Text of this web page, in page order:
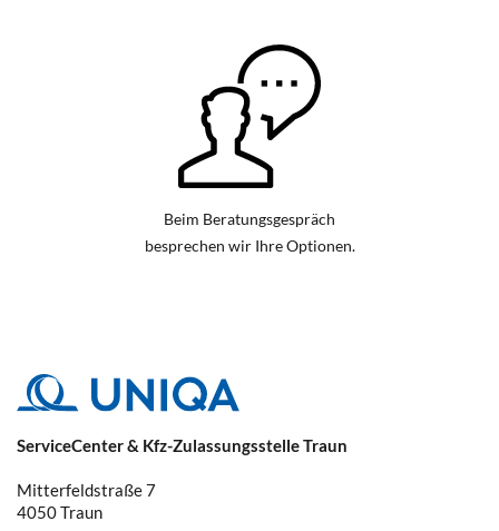
Beim Beratungsgespräch
besprechen wir Ihre Optionen.
ServiceCenter & Kfz-Zulassungsstelle Traun
Mitterfeldstraße 7
4050Traun